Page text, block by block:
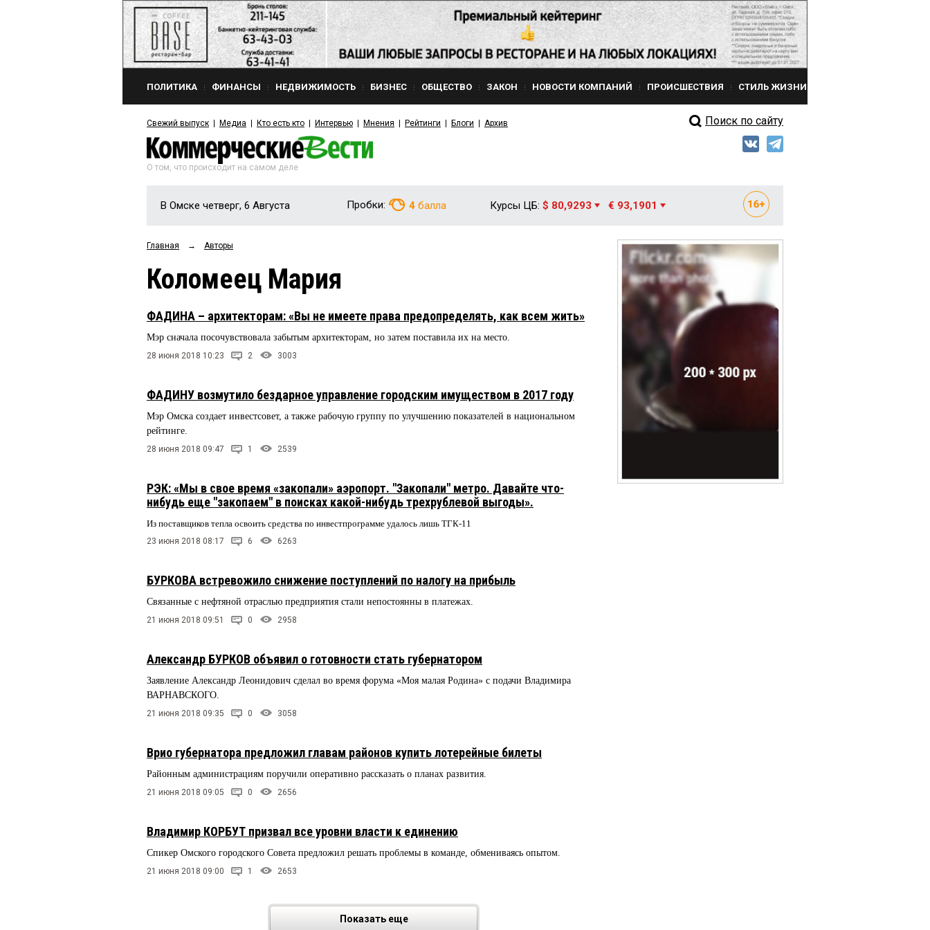
ПОЛИТИКА ФИНАНСЫ НЕДВИЖИМОСТЬ БИЗНЕС ОБЩЕСТВО ЗАКОН НОВОСТИ КОМПАНИЙ ПРОИСШЕСТВИЯ СТИЛЬ ЖИЗНИ
Свежий выпуск Медиа Кто есть кто Интервью Мнения Рейтинги Блоги Архив Поиск по сайту
О том, что происходит на самом деле
В Омске четверг, 6 Августа Пробки: 4 балла Курсы ЦБ: $ 80,9293 € 93,1901
Главная → Авторы
Коломеец Мария
ФАДИНА – архитекторам: «Вы не имеете права предопределять, как всем жить»
Мэр сначала посочувствовала забытым архитекторам, но затем поставила их на место.
28 июня 2018 10:23 2 3003
ФАДИНУ возмутило бездарное управление городским имуществом в 2017 году
Мэр Омска создает инвестсовет, а также рабочую группу по улучшению показателей в национальном
рейтинге.
28 июня 2018 09:47 1 2539
РЭК: «Мы в свое время «закопали» аэропорт. "Закопали" метро. Давайте что-
нибудь еще "закопаем" в поисках какой-нибудь трехрублевой выгоды».
Из поставщиков тепла освоить средства по инвестпрограмме удалось лишь ТГК-11
23 июня 2018 08:17 6 6263
БУРКОВА встревожило снижение поступлений по налогу на прибыль
Связанные с нефтяной отраслью предприятия стали непостоянны в платежах.
21 июня 2018 09:51 0 2958
Александр БУРКОВ объявил о готовности стать губернатором
Заявление Александр Леонидович сделал во время форума «Моя малая Родина» с подачи Владимира
ВАРНАВСКОГО.
21 июня 2018 09:35 0 3058
Врио губернатора предложил главам районов купить лотерейные билеты
Районным администрациям поручили оперативно рассказать о планах развития.
21 июня 2018 09:05 0 2656
Владимир КОРБУТ призвал все уровни власти к единению
Спикер Омского городского Совета предложил решать проблемы в команде, обмениваясь опытом.
21 июня 2018 09:00 1 2653
Показать еще